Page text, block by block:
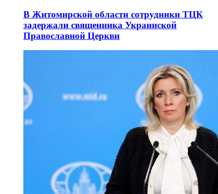
В Житомирской области сотрудники ТЦК
задержали священника Украинской
Православной Церкви